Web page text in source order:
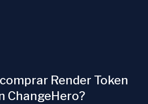
Render Token
ChangeHero?